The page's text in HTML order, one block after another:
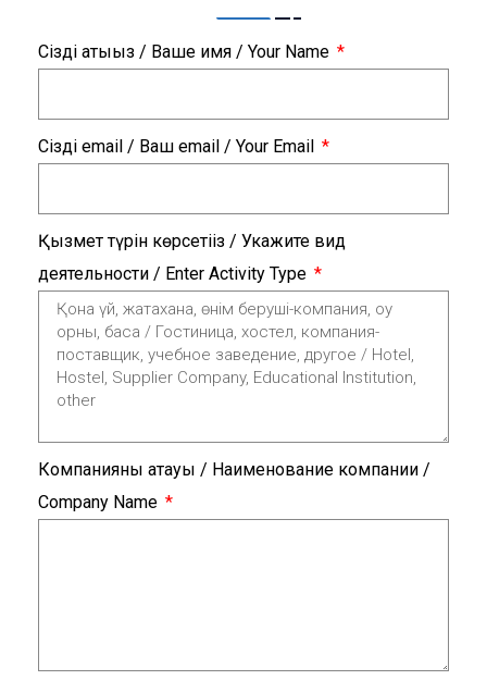
Сіздің атыңыз / Ваше имя / Your Name
Сіздің email / Ваш email / Your Email
Қызмет түрін көрсетіңіз / Укажите вид
деятельности / Enter Activity Type
Компанияның атауы / Наименование компании /
Company Name